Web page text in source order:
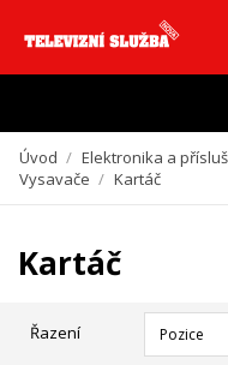
Vzhledem k aktuální situaci
zpozdit.
Úvod / Elektronika a
Vysavače / Kartáč
Kartáč
Řazení Pozice